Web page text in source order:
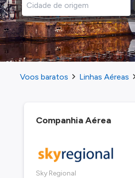
Voos baratos Linhas Aéreas
Companhia Aérea
Sky Regional